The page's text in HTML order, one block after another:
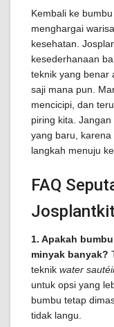
Kembali ke
menghargai
kesehatan.
kesederhanaan
teknik yang benar
saji mana pun.
mencicipi, dan
piring kita.
yang baru, karena
langkah menuju
FAQ
1. Apakah
minyak banyak?
teknik water
untuk opsi yang
bumbu tetap
tidak langu.